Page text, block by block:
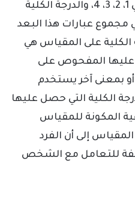
الاستجابات أوزان متدرجة مي 1، 2، 3، 4، والدرجة الكلية
مجموع عبارات هذا البعد
الكلية على المقياس هي
المفحوص على
بمعنى آخر يستخدم
الكلية التي حصل عليها
المكونة للمقياس
إلى أن الفرد
للتعامل مع الشخص